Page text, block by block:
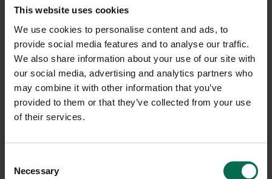
This website uses cookies
We use cookies to personalise content and ads, to
provide social media features and to analyse our traffic.
We also share information about your use of our site with
our social media, advertising and analytics partners who
may combine it with other information that you’ve
provided to them or that they’ve collected from your use
of their services.
Selection
Necessary
1 i lager
C02